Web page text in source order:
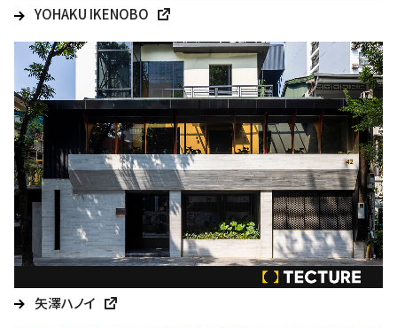
YOHAKU IKENOBO
矢澤ハノイ